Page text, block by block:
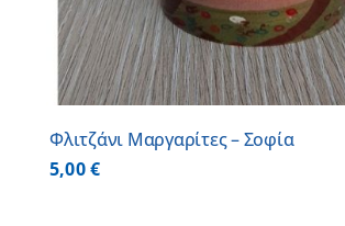
Φλιτζάνι Μαργαρίτες – Σοφία
5,00€